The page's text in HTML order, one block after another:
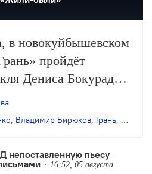
в новокуйбышевском
пройдёт
Дениса Бокурадзе
Владимира
, Владимир Бирюков, Грань, Денис
непоставленную пьесу
16:52, 05 августа